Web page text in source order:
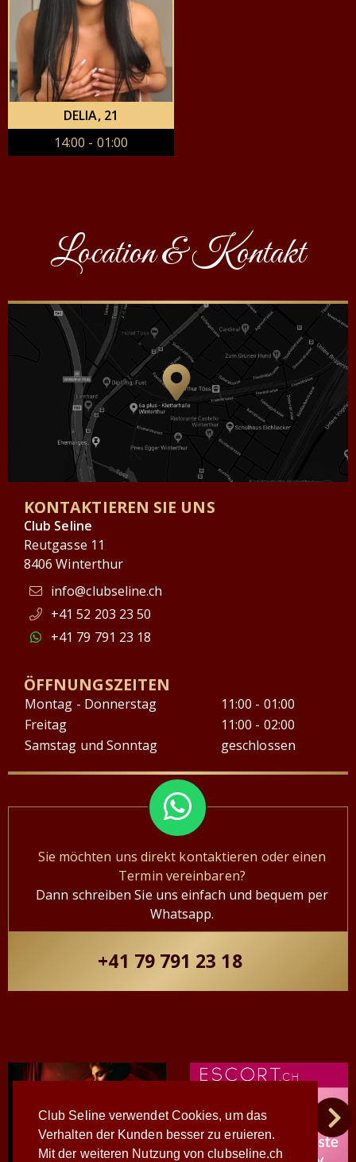
Club Seline verwendet Cookies, um das
Verhalten der Kunden besser zu eruieren.
Mit der weiteren Nutzung von clubseline.ch
DELIA, 21
14:00 - 01:00
Location & Kontakt
KONTAKTIEREN SIE UNS
Club Seline
Reutgasse 11
8406 Winterthur
info@clubseline.ch
+41 52 203 23 50
+41 79 791 23 18
ÖFFNUNGSZEITEN
Montag - Donnerstag
11:00 - 01:00
Freitag
11:00 - 02:00
Samstag und Sonntag
geschlossen
Sie möchten uns direkt kontaktieren oder einen
Termin vereinbaren?
Dann schreiben Sie uns einfach und bequem per
Whatsapp.
+41 79 791 23 18